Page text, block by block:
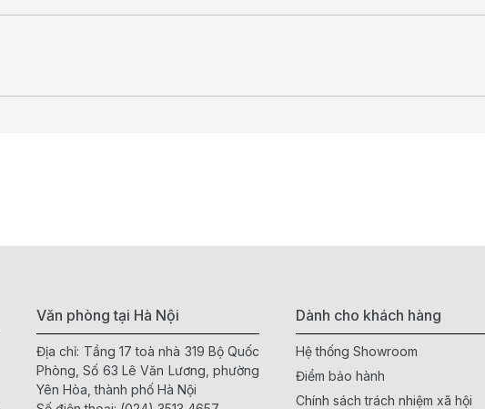
Văn phòng tại Hà Nội
Địa chỉ: Tầng 17 toà nhà 319 Bộ Quốc
Phòng, Số 63 Lê Văn Lương, phường
Yên Hòa, thành phố Hà Nội
Dành cho khách hàng
Hệ thống Showroom
Điểm bảo hành
Chính sách trách nhiệm xã hội